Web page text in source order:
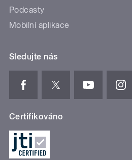
Podcasty
Mobilní aplikace
Sledujte nás
Certifikováno